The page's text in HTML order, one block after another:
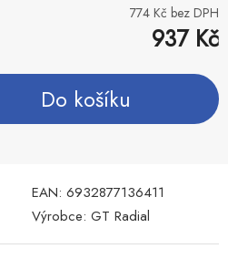
774 Kč bez DPH
937Kč
Do košíku
EAN: 6932877136411
Výrobce: GT Radial